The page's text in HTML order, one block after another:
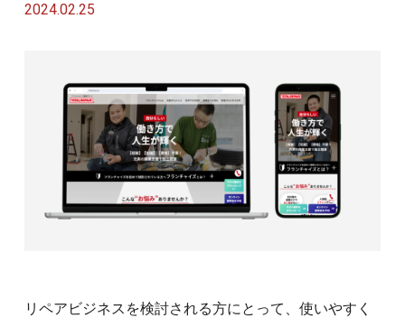
2024.02.25
リペアビジネスを検討される方にとって、使いやすく